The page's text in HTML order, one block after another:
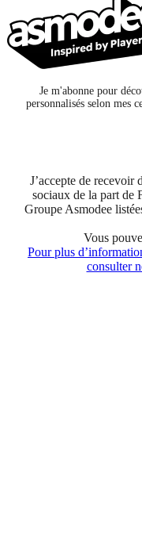
Je m'abonne pour
personnalisés selon mes
J’accepte de recevoir
sociaux de la part de
Groupe Asmodee
Vous
Pour plus
consulter